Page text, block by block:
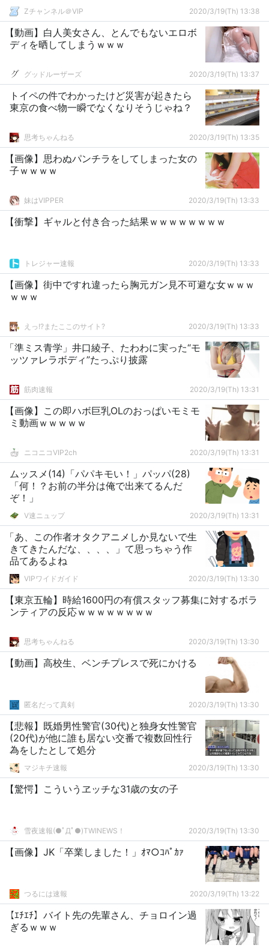
Zチャンネル＠VIP 2020/3/19(Th) 13:38
【動画】白人美女さん、とんでもないエロボ
ディを晒してしまうｗｗｗ
グッドルーザーズ 2020/3/19(Th) 13:37
トイペの件でわかったけど災害が起きたら
東京の食べ物一瞬でなくなりそうじゃね？
思考ちゃんねる 2020/3/19(Th) 13:35
【画像】思わぬパンチラをしてしまった女の
子ｗｗｗｗ
妹はVIPPER 2020/3/19(Th) 13:33
【衝撃】ギャルと付き合った結果ｗｗｗｗｗｗｗｗ
トレジャー速報 2020/3/19(Th) 13:33
【画像】街中ですれ違ったら胸元ガン見不可避な女ｗｗｗ
ｗｗｗ
えっ!?またここのサイト? 2020/3/19(Th) 13:33
「準ミス青学」井口綾子、たわわに実った“モ
ッツァレラボディ”たっぷり披露
筋肉速報 2020/3/19(Th) 13:31
【画像】この即ハボ巨乳OLのおっぱいモミモ
ミ動画ｗｗｗｗｗ
ニコニコVIP2ch 2020/3/19(Th) 13:31
ムッスメ(14)「パパキモい！」パッパ(28)
「何！？お前の半分は俺で出来てるんだ
ぞ！」
V速ニュップ 2020/3/19(Th) 13:31
「あ、この作者オタクアニメしか見ないで生
きてきたんだな、、、、」て思っちゃう作
品てあるよね
VIPワイドガイド 2020/3/19(Th) 13:30
【東京五輪】時給1600円の有償スタッフ募集に対するボラ
ンティアの反応ｗｗｗｗｗｗｗｗ
思考ちゃんねる 2020/3/19(Th) 13:30
【動画】高校生、ベンチプレスで死にかける
匿名だって真剣 2020/3/19(Th) 13:30
【悲報】既婚男性警官(30代)と独身女性警官
(20代)が他に誰も居ない交番で複数回性行
為をしたとして処分
マジキチ速報 2020/3/19(Th) 13:30
【驚愕】こういうヱッチな31歳の女の子
雪夜速報(●ﾟДﾟ●)TWINEWS！ 2020/3/19(Th) 13:30
【画像】JK「卒業しました！」ｵﾏ○ｺﾊﾟｶｧ
つるには速報 2020/3/19(Th) 13:22
【ｴﾁｴﾁ】バイト先の先輩さん、チョロイン過
ぎるｗｗｗ